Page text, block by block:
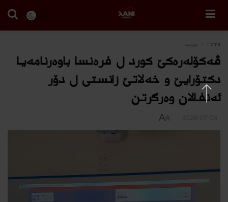
Home نووچه‌
ڤەكۆلەرەكێ کورد ل فرەنسا باوەرنامەیا
دکتۆرایێ و خەلاتێ زانستى ل دۆر
ئەنفالان وەرگرتن
A
A